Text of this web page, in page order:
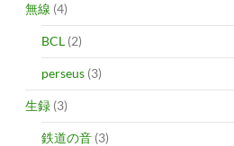
無線 (4)
BCL (2)
perseus (3)
生録 (3)
鉄道の音 (3)